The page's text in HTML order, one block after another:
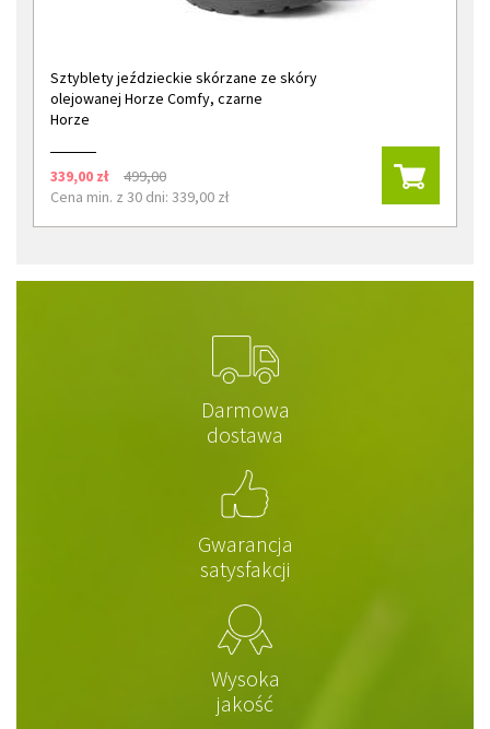
Sztyblety jeździeckie skórzane ze skóry
olejowanej Horze Comfy, czarne
Horze
339,00 zł
499,00
Cena min. z 30 dni: 339,00 zł
Darmowa
dostawa
Gwarancja
satysfakcji
Wysoka
jakość